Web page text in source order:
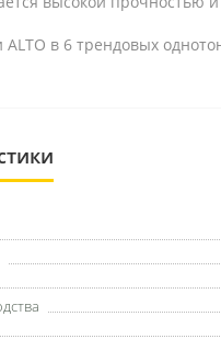
в 6 трендовых